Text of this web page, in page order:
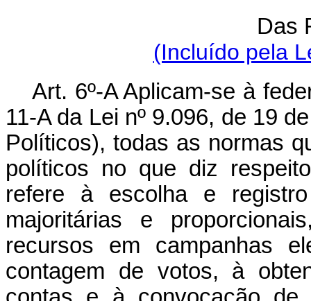
Das
(Incluído pela
Art. 6º-A Aplicam-se à
11-A da Lei nº 9.096, de 19
Políticos), todas as normas
políticos no que diz
refere à escolha e
majoritárias e
recursos em campanhas
contagem de votos, à